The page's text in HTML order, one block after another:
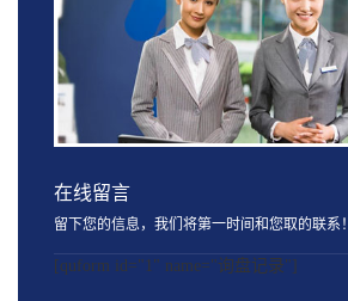
在线留言
留下您的信息，我们将第一时间和您取的联系！
[quform id="1" name="询盘记录"]